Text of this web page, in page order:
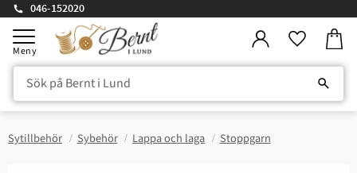
Meny
046-152020
Sytillbehör Sybehör Lappa och laga Stoppgarn